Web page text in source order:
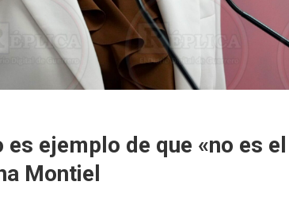
es ejemplo de que «no es
Montiel